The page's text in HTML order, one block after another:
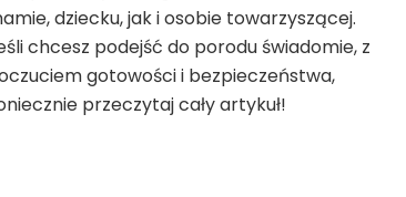
dziecku, jak i osobie towarzyszącej.
chcesz podejść do porodu świadomie, z
gotowości i bezpieczeństwa,
przeczytaj cały artykuł!